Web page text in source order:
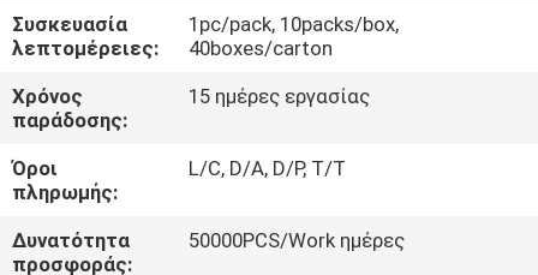
ΠΟΙΟΤΙΚΌΣ
ΈΛΕΓΧΟΣ
ΖΗΤΉΣΤΕ
ΈΝΑ
ΑΠΌΣΠΑΣΜΑ
Συσκευασία
λεπτομέρειες:
1pc/pack, 10packs/box,
40boxes/carton
Χρόνος
παράδοσης:
15 ημέρες εργασίας
Όροι
πληρωμής:
L/C, D/A, D/P, T/T
Δυνατότητα
προσφοράς:
50000PCS/Work ημέρες